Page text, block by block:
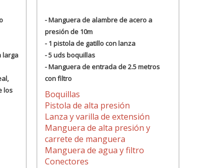
larga
los
- Manguera de alambre de acero a
presión de 10m
- 1 pistola de gatillo con lanza
- 5 uds boquillas
- Manguera de entrada de 2.5 metros
con filtro
Boquillas
Pistola de alta presión
Lanza y varilla de extensión
Manguera de alta presión y
carrete de manguera
Manguera de agua y filtro
Conectores